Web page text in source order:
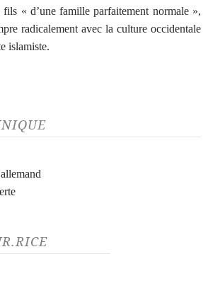
« d’une famille parfaitement normale »,
radicalement avec la culture occidentale
islamiste.